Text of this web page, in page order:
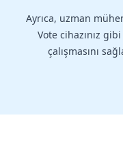
Ayrıca, uzman
Vote cihazınız
çalışmasını